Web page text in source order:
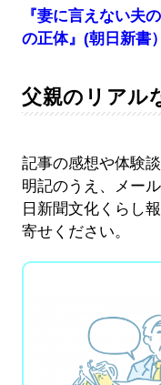
『妻に言えない夫
の正体』(朝日新書）
父親のリアル
記事の感想や体験
明記のうえ、メー
日新聞文化くらし
寄せください。